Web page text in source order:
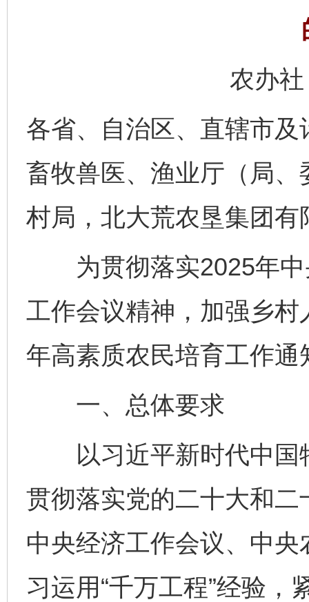
农办
各省、自治区、直辖市
畜牧兽医、渔业厅（局
村局，北大荒农垦集团
为贯彻落实2025年中
工作会议精神，加强乡
年高素质农民培育工作通
一、总体要求
以习近平新时代中国
贯彻落实党的二十大和
中央经济工作会议、中
习运用“千万工程”经验